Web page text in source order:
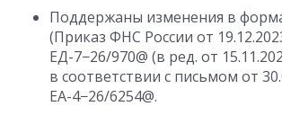
Поддержаны изменения в
(Приказ ФНС России от
ЕД-7−26/970@ (в ред. от
в соответствии с письмом от
ЕА-4−26/6254@.